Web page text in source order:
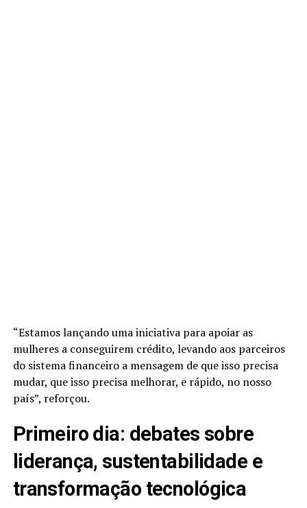
“Estamos lançando uma iniciativa para apoiar as
mulheres a conseguirem crédito, levando aos parceiros
do sistema financeiro a mensagem de que isso precisa
mudar, que isso precisa melhorar, e rápido, no nosso
país”, reforçou.
Primeiro dia: debates sobre
liderança, sustentabilidade e
transformação tecnológica